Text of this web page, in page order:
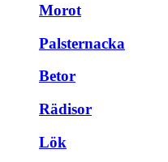
Morot
Palsternacka
Betor
Rädisor
Lök